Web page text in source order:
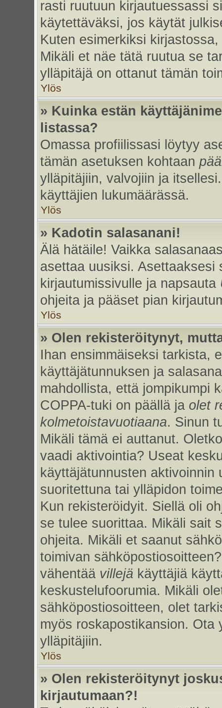
rasti ruutuun kirjautuessassi
käytettäväksi, jos käytät
Kuten esimerkiksi
Mikäli et näe tätä ruutua se
ylläpitäjä on ottanut tämän
Ylös
» Kuinka estän
listassa?
Omassa profiilissasi löytyy
tämän asetuksen kohtaan
ylläpitäjiin, valvojiin ja
käyttäjien lukumäärässä.
Ylös
» Kadotin salasanani!
Älä hätäile! Vaikka
asettaa uusiksi. Asettaaksesi
kirjautumissivulle ja napsauta
ohjeita ja pääset pian
Ylös
» Olen rekisteröitynyt,
Ihan ensimmäiseksi tarkista,
käyttäjätunnuksen ja
mahdollista, että jompikumpi
COPPA-tuki on päällä ja olet
kolmetoistavuotiaana. Sinun
Mikäli tämä ei auttanut.
vaadi aktivointia? Useat
käyttäjätunnusten
suoritettuna tai ylläpidon
Kun rekisteröidyit. Siellä oli
se tulee suorittaa. Mikäli sait
ohjeita. Mikäli et saanut
toimivan
vähentää villejä käyttäjiä
keskustelufoorumia. Mikäli
sähköpostiosoitteen, olet
myös roskapostikansion. Ota
ylläpitäjiin.
Ylös
» Olen rekisteröitynyt
kirjautumaan?!